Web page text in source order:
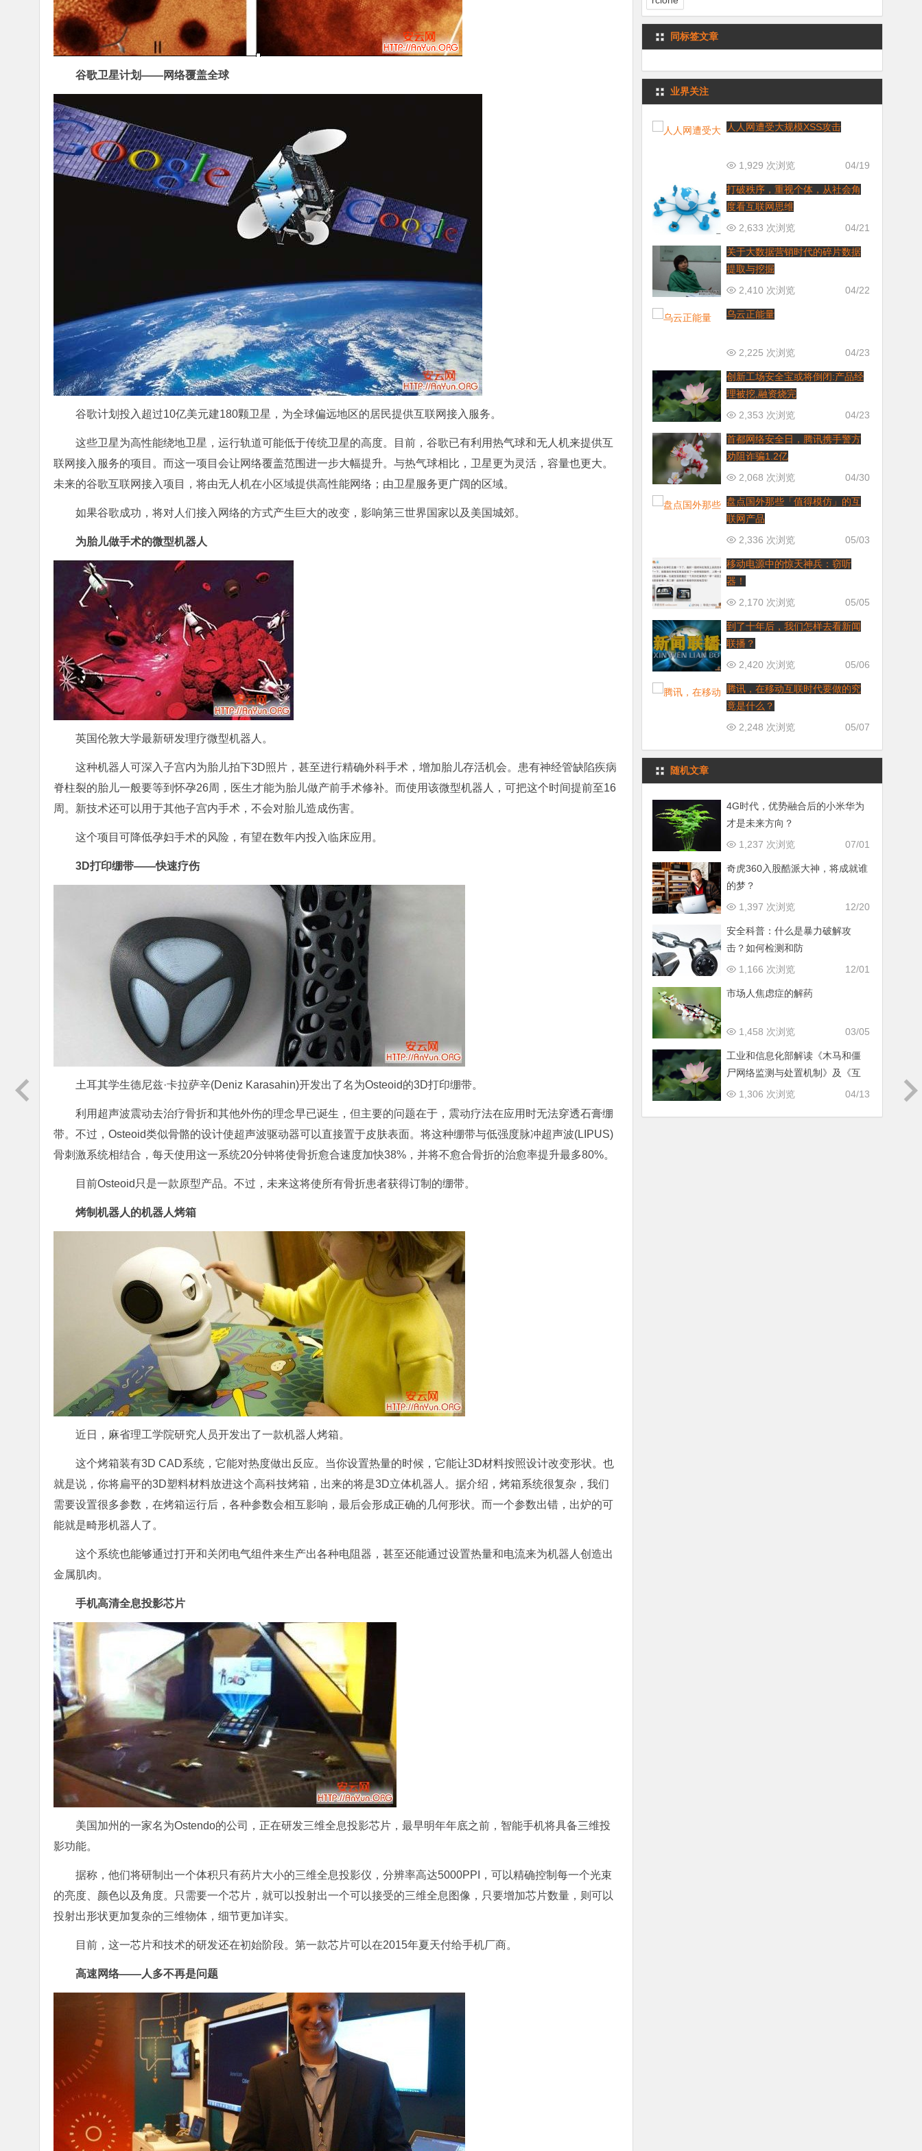
谷歌卫星计划——网络覆盖全球
谷歌计划投入超过10亿美元建180颗卫星，为全球偏远地区的居民提供互联网接入服务。
这些卫星为高性能绕地卫星，运行轨道可能低于传统卫星的高度。目前，谷歌已有利用热气球和无人机来提供互
联网接入服务的项目。而这一项目会让网络覆盖范围进一步大幅提升。与热气球相比，卫星更为灵活，容量也更大。
未来的谷歌互联网接入项目，将由无人机在小区域提供高性能网络；由卫星服务更广阔的区域。
如果谷歌成功，将对人们接入网络的方式产生巨大的改变，影响第三世界国家以及美国城郊。
为胎儿做手术的微型机器人
英国伦敦大学最新研发理疗微型机器人。
这种机器人可深入子宫内为胎儿拍下3D照片，甚至进行精确外科手术，增加胎儿存活机会。患有神经管缺陷疾病
脊柱裂的胎儿一般要等到怀孕26周，医生才能为胎儿做产前手术修补。而使用该微型机器人，可把这个时间提前至16
周。新技术还可以用于其他子宫内手术，不会对胎儿造成伤害。
这个项目可降低孕妇手术的风险，有望在数年内投入临床应用。
3D打印绷带——快速疗伤
土耳其学生德尼兹·卡拉萨辛(Deniz Karasahin)开发出了名为Osteoid的3D打印绷带。
利用超声波震动去治疗骨折和其他外伤的理念早已诞生，但主要的问题在于，震动疗法在应用时无法穿透石膏绷
带。不过，Osteoid类似骨骼的设计使超声波驱动器可以直接置于皮肤表面。将这种绷带与低强度脉冲超声波(LIPUS)
骨刺激系统相结合，每天使用这一系统20分钟将使骨折愈合速度加快38%，并将不愈合骨折的治愈率提升最多80%。
目前Osteoid只是一款原型产品。不过，未来这将使所有骨折患者获得订制的绷带。
烤制机器人的机器人烤箱
近日，麻省理工学院研究人员开发出了一款机器人烤箱。
这个烤箱装有3D CAD系统，它能对热度做出反应。当你设置热量的时候，它能让3D材料按照设计改变形状。也
就是说，你将扁平的3D塑料材料放进这个高科技烤箱，出来的将是3D立体机器人。据介绍，烤箱系统很复杂，我们
需要设置很多参数，在烤箱运行后，各种参数会相互影响，最后会形成正确的几何形状。而一个参数出错，出炉的可
能就是畸形机器人了。
这个系统也能够通过打开和关闭电气组件来生产出各种电阻器，甚至还能通过设置热量和电流来为机器人创造出
金属肌肉。
手机高清全息投影芯片
美国加州的一家名为Ostendo的公司，正在研发三维全息投影芯片，最早明年年底之前，智能手机将具备三维投
影功能。
据称，他们将研制出一个体积只有药片大小的三维全息投影仪，分辨率高达5000PPI，可以精确控制每一个光束
的亮度、颜色以及角度。只需要一个芯片，就可以投射出一个可以接受的三维全息图像，只要增加芯片数量，则可以
投射出形状更加复杂的三维物体，细节更加详实。
目前，这一芯片和技术的研发还在初始阶段。第一款芯片可以在2015年夏天付给手机厂商。
高速网络——人多不再是问题
同标签文章
业界关注
人人网遭受大规模XSS攻击
04/19
1,929 次浏览
打破秩序，重视个体，从社会角
度看互联网思维
04/21
2,633 次浏览
关于大数据营销时代的碎片数据
提取与挖掘
04/22
2,410 次浏览
乌云正能量
04/23
2,225 次浏览
创新工场安全宝或将倒闭:产品经
理被挖,融资烧完
04/23
2,353 次浏览
首都网络安全日，腾讯携手警方
劝阻诈骗1.2亿
04/30
2,068 次浏览
盘点国外那些「值得模仿」的互
联网产品
05/03
2,336 次浏览
移动电源中的惊天神兵：窃听
器！
05/05
2,170 次浏览
到了十年后，我们怎样去看新闻
联播？
05/06
2,420 次浏览
腾讯，在移动互联时代要做的究
竟是什么？
05/07
2,248 次浏览
随机文章
4G时代，优势融合后的小米华为
才是未来方向？
07/01
1,237 次浏览
奇虎360入股酷派大神，将成就谁
的梦？
12/20
1,397 次浏览
安全科普：什么是暴力破解攻
击？如何检测和防
12/01
1,166 次浏览
市场人焦虑症的解药
03/05
1,458 次浏览
工业和信息化部解读《木马和僵
尸网络监测与处置机制》及《互
联网网络安全信息通报实施办04/13
1,306 次浏览